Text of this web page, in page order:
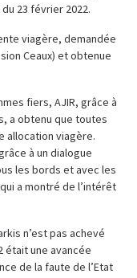
23 février 2022.
viagère, demandée
Ceaux) et obtenue
fiers, AJIR, grâce à
a obtenu que toutes
allocation viagère.
à un dialogue
les bords et avec les
a montré de l’intérêt
n’est pas achevé
était une avancée
de la faute de l’Etat